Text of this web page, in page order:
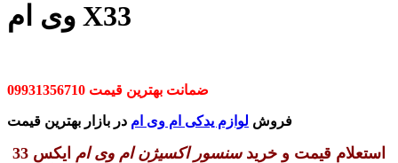
وی ام X33
ضمانت بهترین قیمت 09931356710
فروش لوازم یدکی ام وی ام در بازار بهترین قیمت
استعلام قیمت و خریدسنسور اکسیژن ام وی ام
ایکس 33